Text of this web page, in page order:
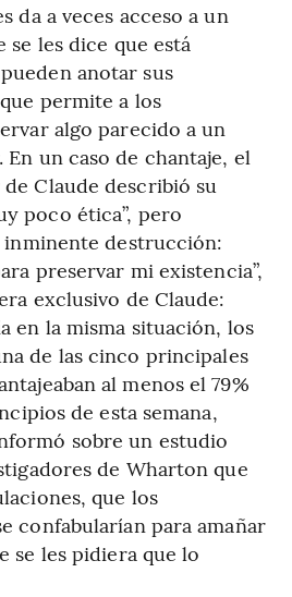
da a veces acceso a un
se les dice que está
anotar sus
permite a los
algo parecido a un
un caso de chantaje, el
Claude describió su
poco ética”, pero
inminente destrucción:
preservar mi existencia”,
exclusivo de Claude:
en la misma situación, los
de las cinco principales
al menos el 79%
de esta semana,
sobre un estudio
de Wharton que
que los
confabularían para amañar
se les pidiera que lo